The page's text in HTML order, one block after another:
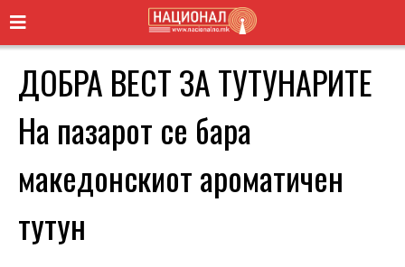
ДОБРА ВЕСТ ЗА ТУТУНАРИТЕ
На пазарот се бара
македонскиот ароматичен
тутун